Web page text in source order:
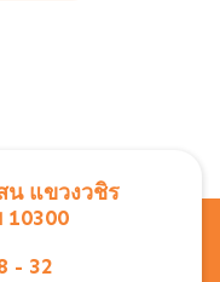
น แขวงวชิร
10300
- 32